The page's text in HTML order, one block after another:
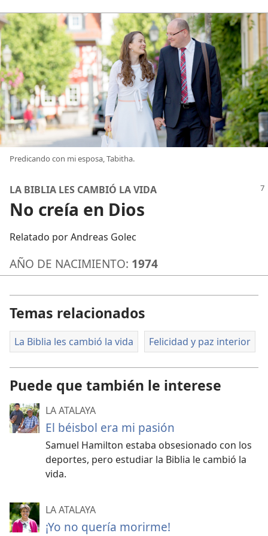
Predicando con mi esposa, Tabitha.
LA BIBLIA LES CAMBIÓ LA VIDA
No creía en Dios
Relatado por Andreas Golec
AÑO DE NACIMIENTO: 1974
PAÍS:REPÚBLICA DEMOCRÁTICA ALEMANA
OTROS DATOS:ERA ATEO
MI PASADO
Nací en un pueblo del estado de
Sajonia, en lo que era entonces la
República Democrática Alemana (RDA).
En casa había un ambiente muy
cariñoso, y mis padres me enseñaron
elevados valores morales. Como la
RDA era un país comunista, mucha gente en Sajonia
no consideraba importante la religión. Yo,
que marcaron los primeros dieciocho años de mi vida:
el ateísmo y el comunismo.
Temas relacionados
La Biblia les cambió la vida Felicidad y paz interior
Puede que también le interese
LA ATALAYA
El béisbol era mi pasión
Samuel Hamilton estaba obsesionado con los
deportes, pero estudiar la Biblia le cambió la
vida.
LA ATALAYA
¡Yo no quería morirme!